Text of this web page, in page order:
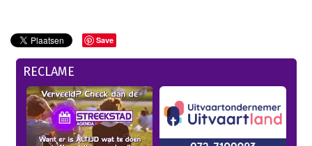
Save
RECLAME